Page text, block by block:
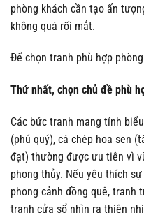
phòng khách cần tạo ấn
không quá rối mắt.
Để chọn tranh phù hợp
Thứ nhất, chọn chủ đề phù
Các bức tranh mang tính
(phú quý), cá chép hoa sen
đạt) thường được ưu tiên vì
phong thủy. Nếu yêu thích
phong cảnh đồng quê,
tranh cửa sổ nhìn ra thiên